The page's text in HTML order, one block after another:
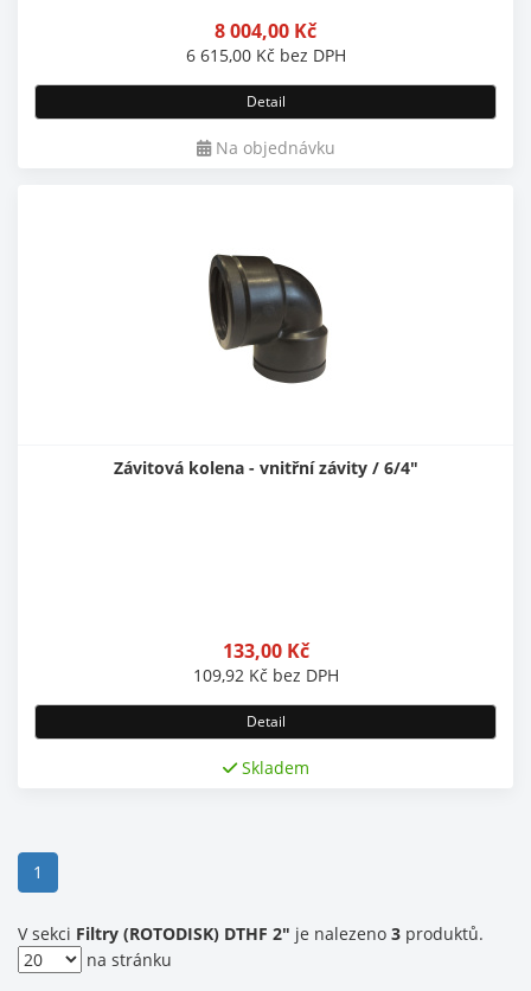
8 004,00 Kč
6 615,00 Kč bez DPH
Detail
Na objednávku
Závitová kolena - vnitřní závity / 6/4"
133,00 Kč
109,92 Kč bez DPH
Detail
Skladem
1
V sekci Filtry (ROTODISK) DTHF 2" je nalezeno 3 produktů.
na stránku